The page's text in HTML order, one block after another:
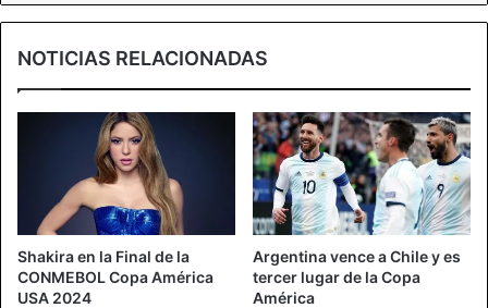
NOTICIAS RELACIONADAS
Shakira en la Final de la
CONMEBOL Copa América
USA 2024
Argentina vence a Chile y es
tercer lugar de la Copa
América